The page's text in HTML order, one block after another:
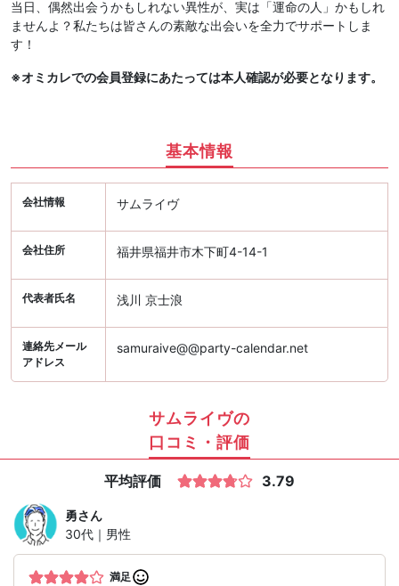
当日、偶然出会うかもしれない異性が、実は「運命の人」かもしれ
ませんよ？私たちは皆さんの素敵な出会いを全力でサポートしま
す！
※オミカレでの会員登録にあたっては本人確認が必要となります。
基本情報
会社情報 サムライヴ
会社住所 福井県福井市木下町4-14-1
代表者氏名 浅川 京士浪
連絡先メール
アドレス
samuraive@@party-calendar.net
サムライヴの
口コミ・評価
平均評価 3.79
勇さん
30代｜男性
満足